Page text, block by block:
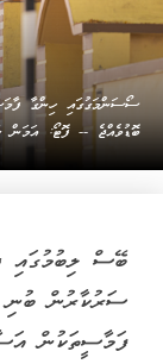
ސޯސަންމަގުގައި ހިންގާ
ބޮޑުވެއްޖެ -- ފޮޓޯ: އަމަން
ބޭސް ލިބުމުގައި
ސަރުކާރުން ބުނި
ފަމާސީތަކުން